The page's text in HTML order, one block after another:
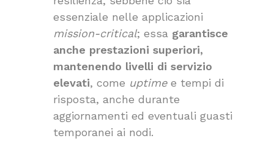
essenziale nelle applicazioni
mission-critical; essa garantisce
anche prestazioni superiori,
mantenendo livelli di servizio
elevati, come uptimee tempi di
risposta, anche durante
aggiornamenti ed eventuali guasti
temporanei ai nodi.